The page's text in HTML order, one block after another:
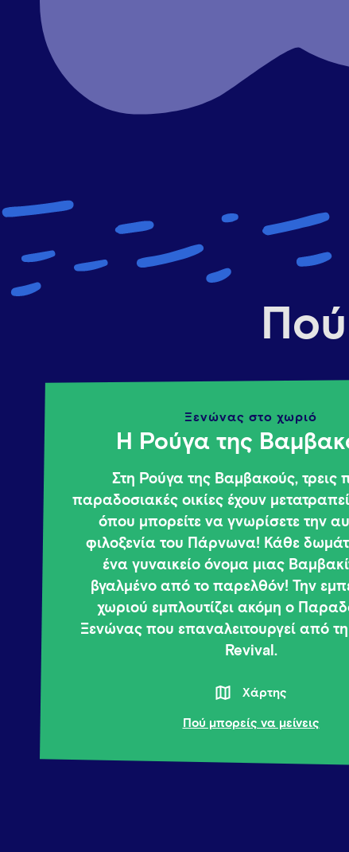
Ξενώνας στο χωριό
H Ρούγα της
Στη Ρούγα της Βαμβακούς, τρεις
παραδοσιακές οικίες έχουν
όπου μπορείτε να γνωρίσετε την
φιλοξενία του Πάρνωνα! Κάθε
ένα γυναικείο όνομα μιας
βγαλμένο από το παρελθόν! Την
χωριού εμπλουτίζει ακόμη ο
Ξενώνας που επαναλειτουργεί από
Revival.
Χάρτης
Πού μπορείς να μείνεις